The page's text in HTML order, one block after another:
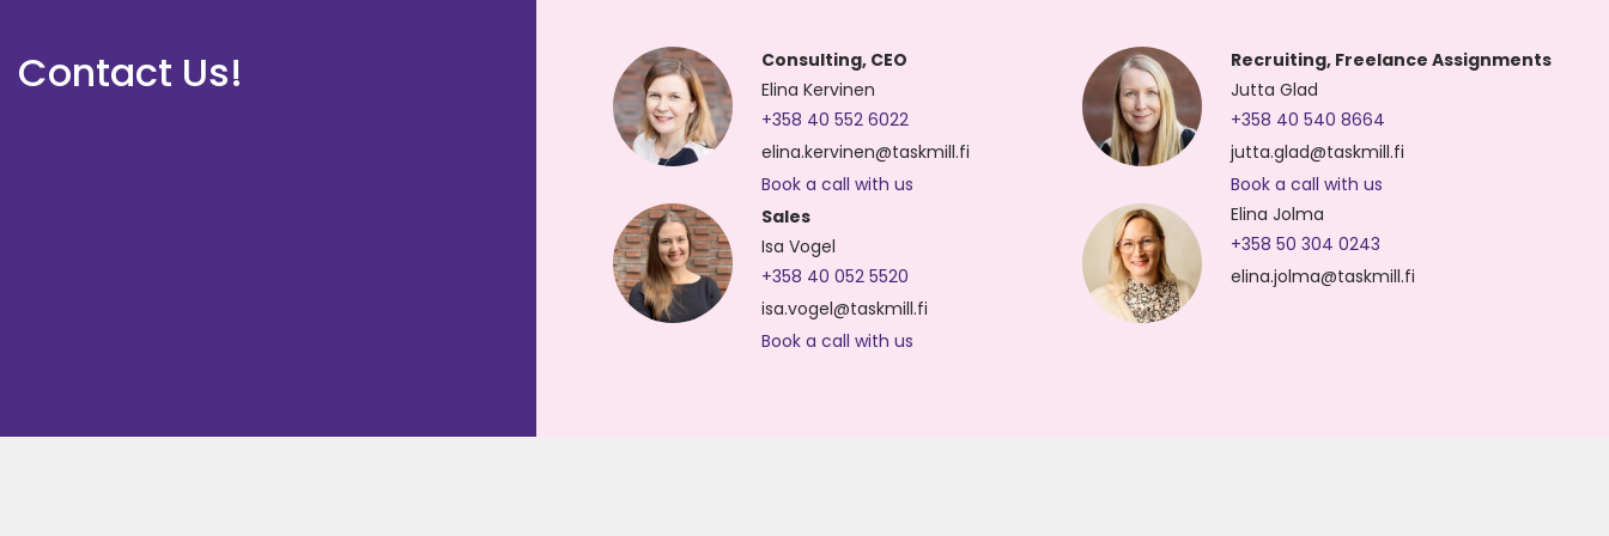
Contact Us!
Consulting, CEO
Elina Kervinen
+358 40 552 6022
elina.kervinen@taskmill.fi
Book a call with us
Recruiting, Freelance Assignments
Jutta Glad
+358 40 540 8664
jutta.glad@taskmill.fi
Book a call with us
Sales
Isa Vogel
+358 40 052 5520
isa.vogel@taskmill.fi
Book a call with us
Elina Jolma
+358 50 304 0243
elina.jolma@taskmill.fi